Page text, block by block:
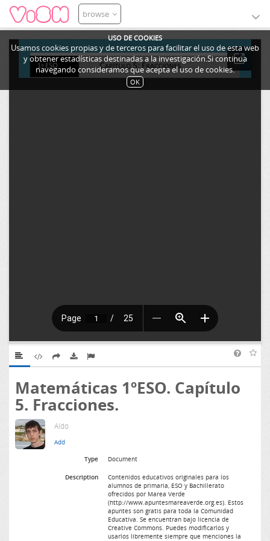
USO DE COOKIES
Usamos cookies propias y de terceros para facilitar el uso de esta web
y obtener estadísticas destinadas a la investigación.Si continua
navegando consideramos que acepta el uso de cookies.
OK
browse
Matemáticas 1ºESO. Capítulo
5. Fracciones.
Aldo
Type Document
Description
Contenidos educativos originales para los
alumnos de primaria, ESO y Bachillerato
ofrecidos por Marea Verde
(http://www.apuntesmareaverde.org.es). Estos
apuntes son gratis para toda la Comunidad
Educativa. Se encuentran bajo licencia de
Creative Commons. Puedes modificarlos y
usarlos libremente siempre que menciones la